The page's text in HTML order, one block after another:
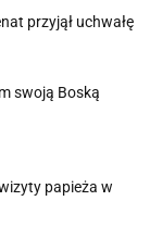
przyjął uchwałę
swoją Boską
papieża w